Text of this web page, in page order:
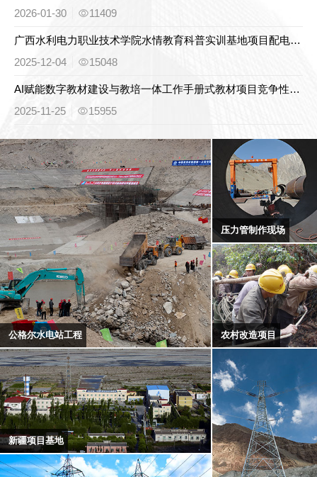
2026-01-30
11409
广西水利电力职业技术学院水情教育科普实训基地项目配电设备采购竞争性谈判公告
2025-12-04
15048
AI赋能数字教材建设与教培一体工作手册式教材项目竞争性磋商公告
2025-11-25
15955
公格尔水电站工程
压力管制作现场
农村改造项目
新疆项目基地